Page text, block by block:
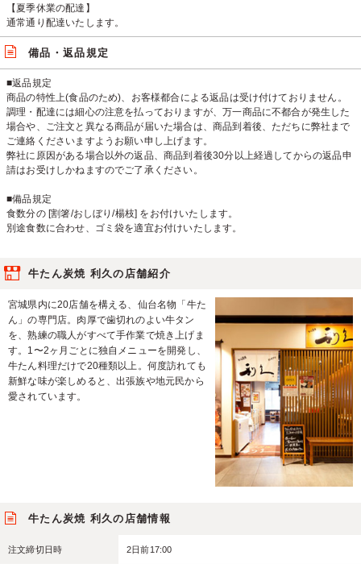
【夏季休業の配達】
通常通り配達いたします。
備品・返品規定
■返品規定
商品の特性上(食品のため)、お客様都合による返品は受け付けておりません。
調理・配達には細心の注意を払っておりますが、万一商品に不都合が発生した
場合や、ご注文と異なる商品が届いた場合は、商品到着後、ただちに弊社まで
ご連絡くださいますようお願い申し上げます。
弊社に原因がある場合以外の返品、商品到着後30分以上経過してからの返品申
請はお受けしかねますのでご了承ください。
■備品規定
食数分の [割箸/おしぼり/楊枝] をお付けいたします。
別途食数に合わせ、ゴミ袋を適宜お付けいたします。
牛たん炭焼 利久の店舗紹介
宮城県内に20店舗を構える、仙台名物「牛た
ん」の専門店。肉厚で歯切れのよい牛タン
を、熟練の職人がすべて手作業で焼き上げま
す。1〜2ヶ月ごとに独自メニューを開発し、
牛たん料理だけで20種類以上。何度訪れても
新鮮な味が楽しめると、出張族や地元民から
愛されています。
牛たん炭焼 利久の店舗情報
注文締切日時 2日前17:00